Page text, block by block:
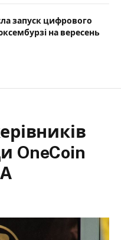
запуск цифрового
на вересень
OneCoin